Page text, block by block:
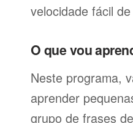
velocidade fácil
O que vou
Neste programa,
aprender
grupo de frases